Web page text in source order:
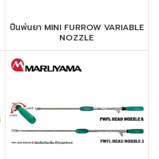
ปืนพ่นยา MINI FURROW VARIABLE
NOZZLE